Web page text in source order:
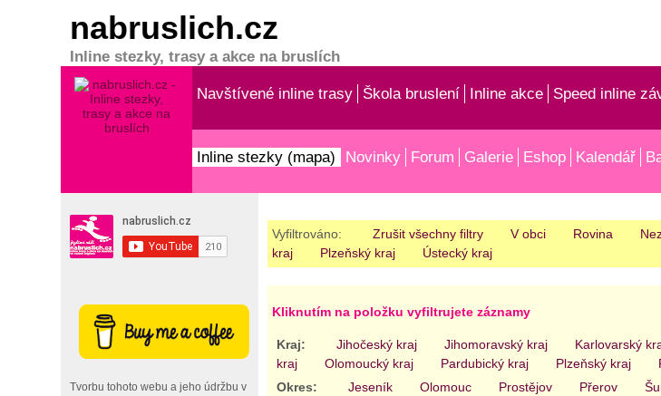
nabruslich.cz
Inline stezky, trasy a akce na bruslích
Navštívené inline trasy Škola bruslení Inline akce Speed inline
Inline stezky (mapa) Novinky Forum Galerie Eshop Kalendář
Tvorbu tohoto webu a jeho údržbu v
Vyfiltrováno: Zrušit všechny filtry V obci Rovina
kraj
Plzeňský kraj Ústecký kraj
Kliknutím na položku vyfiltrujete záznamy
Kraj: Jihočeský kraj Jihomoravský kraj Karlovarský
kraj
Olomoucký kraj Pardubický kraj Plzeňský kraj
Okres:
Jeseník Olomouc Prostějov Přerov